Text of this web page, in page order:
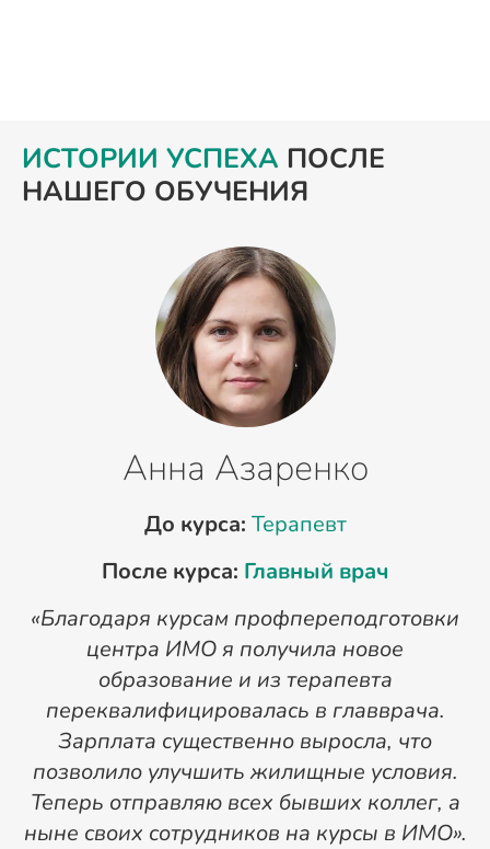
ИСТОРИИ УСПЕХА ПОСЛЕ
НАШЕГО ОБУЧЕНИЯ
Анна Азаренко
До курса: Терапевт
После курса: Главный врач
«Благодаря курсам профпереподготовки
центра ИМО я получила новое
образование и из терапевта
переквалифицировалась в главврача.
Зарплата существенно выросла, что
позволило улучшить жилищные условия.
Теперь отправляю всех бывших коллег, а
ныне своих сотрудников на курсы в ИМО».